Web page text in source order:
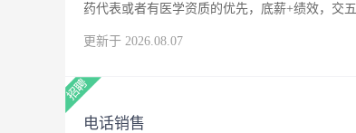
药代表或者有医学资质的优先，底薪+绩效，交五
更新于 2026.08.07
电话销售